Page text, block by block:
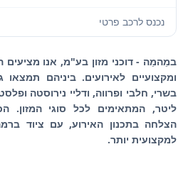
נכנס לרכב פרטי
במֵהמֵה - דוכני מזון בע"מ, אנו
ומקצועיים לאירועים. ביניהם תמצאו
ליטר, המתאימים לכל סוגי המזון.
הצלחה בתכנון האירוע, עם ציוד
למקצועית יותר.